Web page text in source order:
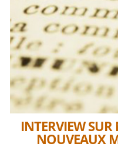
INTERVIEW
NOUVEAUX